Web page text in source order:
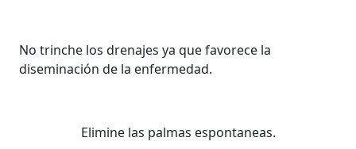
No trinche los drenajes ya que favorece la
diseminación de la enfermedad.
Elimine las palmas espontaneas.